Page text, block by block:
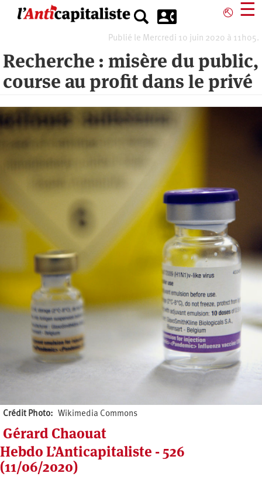
⎋ ☰
Publié le Mercredi 10 juin 2020 à 11h05.
Recherche : misère du public,
course au profit dans le privé
Crédit Photo Wikimedia Commons
Gérard Chaouat
Hebdo L’Anticapitaliste - 526
(11/06/2020)